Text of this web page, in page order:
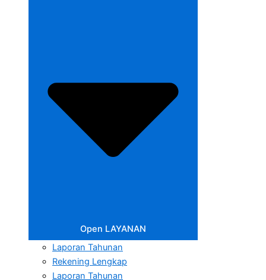
Open LAYANAN
Laporan Tahunan
Rekening Lengkap
Laporan Tahunan